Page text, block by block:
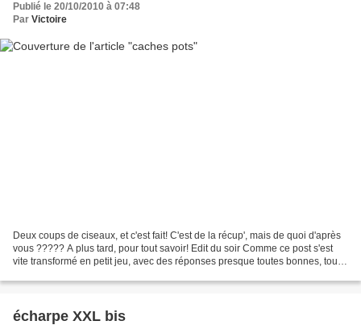
Publié le 20/10/2010 à 07:48
Par Victoire
Deux coups de ciseaux, et c'est fait! C'est de la récup', mais de quoi d'après
vous ????? A plus tard, pour tout savoir! Edit du soir Comme ce post s'est
vite transformé en petit jeu, avec des réponses presque toutes bonnes, tout
écharpe XXL bis